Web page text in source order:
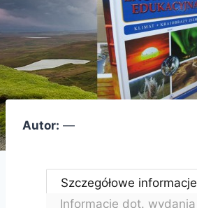
Autor: —
Szczegółowe informacje
Informacje dot. wydania